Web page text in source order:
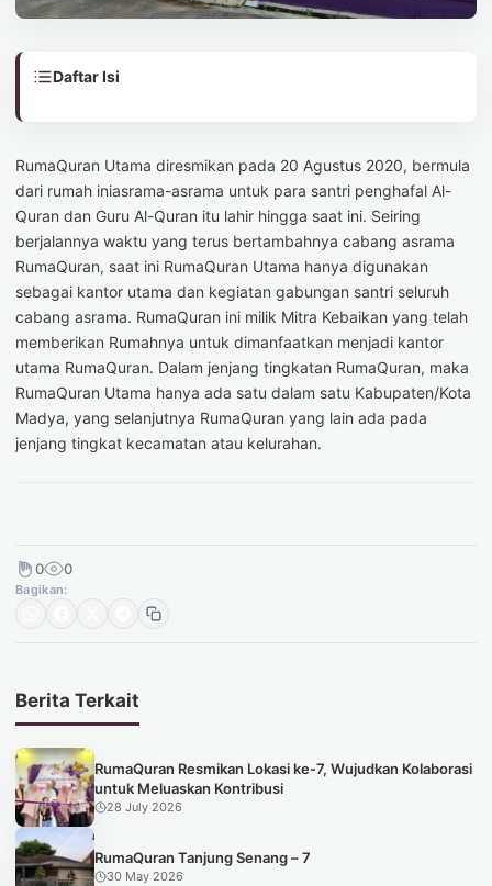
Daftar Isi
RumaQuran Utama diresmikan pada 20 Agustus 2020, bermula
dari rumah iniasrama-asrama untuk para santri penghafal Al-
Quran dan Guru Al-Quran itu lahir hingga saat ini. Seiring
berjalannya waktu yang terus bertambahnya cabang asrama
RumaQuran, saat ini RumaQuran Utama hanya digunakan
sebagai kantor utama dan kegiatan gabungan santri seluruh
cabang asrama. RumaQuran ini milik Mitra Kebaikan yang telah
memberikan Rumahnya untuk dimanfaatkan menjadi kantor
utama RumaQuran. Dalam jenjang tingkatan RumaQuran, maka
RumaQuran Utama hanya ada satu dalam satu Kabupaten/Kota
Madya, yang selanjutnya RumaQuran yang lain ada pada
jenjang tingkat kecamatan atau kelurahan.
0 0
Bagikan:
Berita Terkait
RumaQuran Resmikan Lokasi ke-7, Wujudkan Kolaborasi
untuk Meluaskan Kontribusi
28 July 2026
RumaQuran Tanjung Senang – 7
30 May 2026